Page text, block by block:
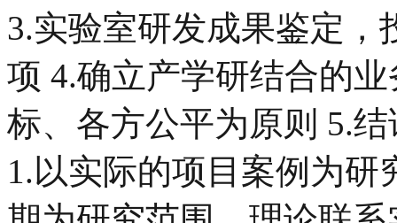
3.实验室研发成果鉴定
项 4.确立产学研结合的
标、各方公平为原则 5.
1.以实际的项目案例为